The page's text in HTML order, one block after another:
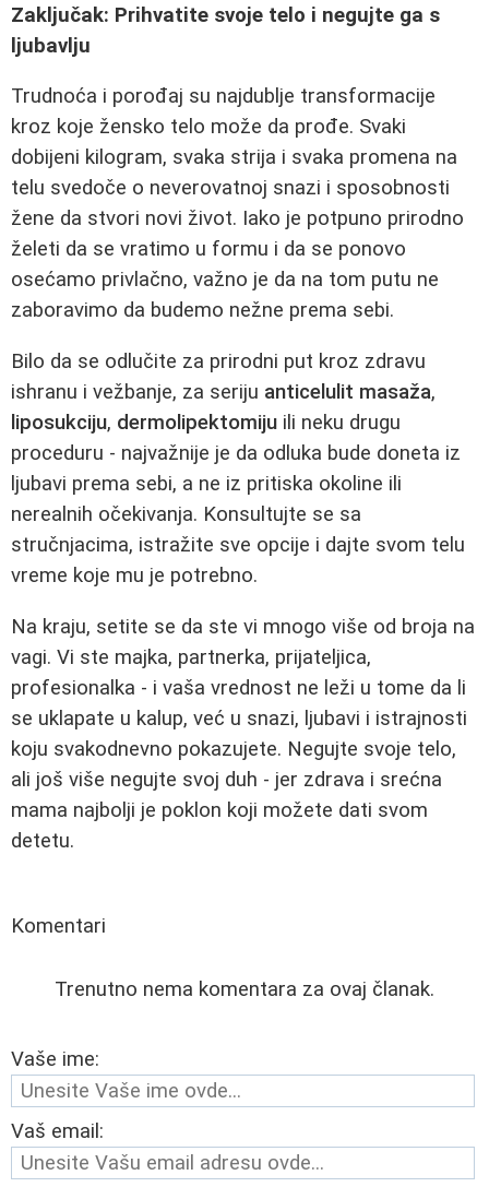
Zaključak: Prihvatite svoje telo i negujte ga s
ljubavlju
Trudnoća i porođaj su najdublje transformacije
kroz koje žensko telo može da prođe. Svaki
dobijeni kilogram, svaka strija i svaka promena na
telu svedoče o neverovatnoj snazi i sposobnosti
žene da stvori novi život. Iako je potpuno prirodno
želeti da se vratimo u formu i da se ponovo
osećamo privlačno, važno je da na tom putu ne
zaboravimo da budemo nežne prema sebi.
Bilo da se odlučite za prirodni put kroz zdravu
ishranu i vežbanje, za seriju anticelulit masaža,
liposukciju, dermolipektomiju ili neku drugu
proceduru - najvažnije je da odluka bude doneta iz
ljubavi prema sebi, a ne iz pritiska okoline ili
nerealnih očekivanja. Konsultujte se sa
stručnjacima, istražite sve opcije i dajte svom telu
vreme koje mu je potrebno.
Na kraju, setite se da ste vi mnogo više od broja na
vagi. Vi ste majka, partnerka, prijateljica,
profesionalka - i vaša vrednost ne leži u tome da li
se uklapate u kalup, već u snazi, ljubavi i istrajnosti
koju svakodnevno pokazujete. Negujte svoje telo,
ali još više negujte svoj duh - jer zdrava i srećna
mama najbolji je poklon koji možete dati svom
detetu.
Komentari
Trenutno nema komentara za ovaj članak.
Vaše ime:
Vaš email: